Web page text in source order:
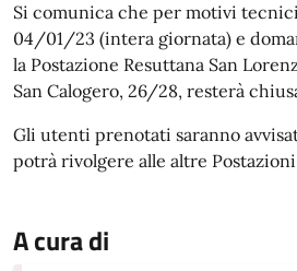
Si comunica che per motivi
04/01/23 (intera giornata) e
la Postazione Resuttana San
San Calogero, 26/28, resterà
Gli utenti prenotati saranno
potrà rivolgere alle altre
A cura di